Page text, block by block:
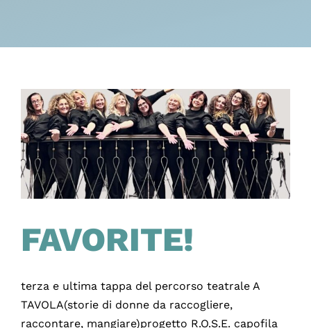
FAVORITE!
terza e ultima tappa del percorso teatrale A
TAVOLA(storie di donne da raccogliere,
raccontare, mangiare)progetto R.O.S.E. capofila